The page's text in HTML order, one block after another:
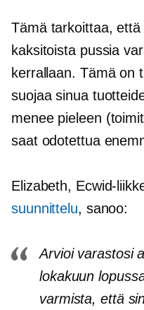
Tämä tarkoittaa,
kaksitoista pussia
kerrallaan. Tämä on
suojaa sinua
menee pieleen
saat odotettua
Elizabeth, Ecwid-
suunnittelu, sanoo:
Arvioi varastosi
lokakuun
varmista, että